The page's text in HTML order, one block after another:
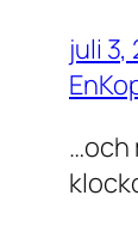
juli 3,
…och